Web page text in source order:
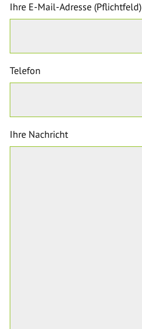
Ihre E-Mail-Adresse (Pflichtfeld)
Telefon
Ihre Nachricht